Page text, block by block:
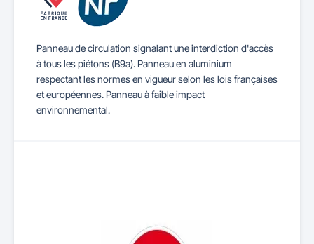
Panneau de circulation signalant une interdiction d'accès
à tous les piétons (B9a). Panneau en aluminium
respectant les normes en vigueur selon les lois françaises
et européennes. Panneau à faible impact
environnemental.